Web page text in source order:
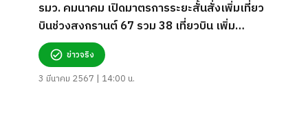
รมว. คมนาคม เปิดมาตรการระยะสั้นสั่งเพิ่มเที่ยว
บินช่วงสงกรานต์ 67 รวม 38 เที่ยวบิน เพิ่ม
13,000 ที่นั่ง จริงหรือ?
ข่าวจริง
3 มีนาคม 2567 | 14:00 น.